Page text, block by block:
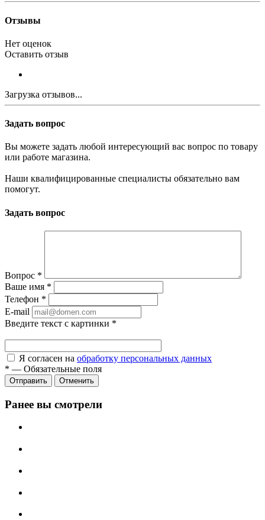
Отзывы
Нет оценок
Оставить отзыв
Загрузка отзывов...
Задать вопрос
Вы можете задать любой интересующий вас вопрос по товару
или работе магазина.
Наши квалифицированные специалисты обязательно вам
помогут.
Задать вопрос
Вопрос *
Ваше имя *
Телефон *
E-mail
Введите текст с картинки *
Я согласен на обработку персональных данных
* — Обязательные поля
Отправить Отменить
Ранее вы смотрели